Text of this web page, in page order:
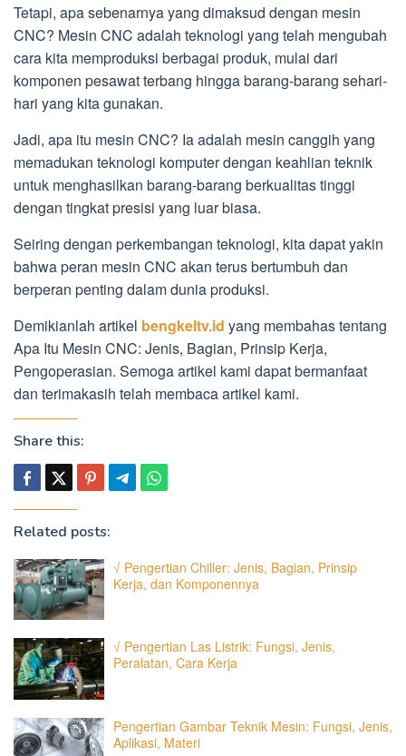
Tetapi, apa sebenarnya yang dimaksud dengan mesin
CNC? Mesin CNC adalah teknologi yang telah mengubah
cara kita memproduksi berbagai produk, mulai dari
komponen pesawat terbang hingga barang-barang sehari-
hari yang kita gunakan.
Jadi, apa itu mesin CNC? Ia adalah mesin canggih yang
memadukan teknologi komputer dengan keahlian teknik
untuk menghasilkan barang-barang berkualitas tinggi
dengan tingkat presisi yang luar biasa.
Seiring dengan perkembangan teknologi, kita dapat yakin
bahwa peran mesin CNC akan terus bertumbuh dan
berperan penting dalam dunia produksi.
Demikianlah artikel bengkeltv.id yang membahas tentang
Apa Itu Mesin CNC: Jenis, Bagian, Prinsip Kerja,
Pengoperasian. Semoga artikel kami dapat bermanfaat
dan terimakasih telah membaca artikel kami.
Share this:
Related posts:
√ Pengertian Chiller: Jenis, Bagian, Prinsip
Kerja, dan Komponennya
√ Pengertian Las Listrik: Fungsi, Jenis,
Peralatan, Cara Kerja
Pengertian Gambar Teknik Mesin: Fungsi, Jenis,
Aplikasi, Materi